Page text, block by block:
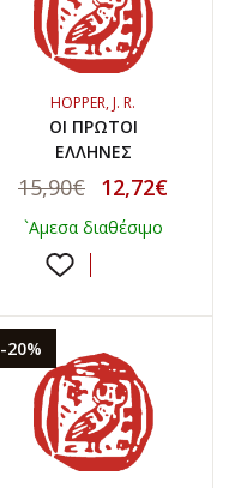
HOPPER, J. R.
ΟΙ ΠΡΩΤΟΙ
ΕΛΛΗΝΕΣ
15,90€ 12,72€
`Αμεσα διαθέσιμο
-20%